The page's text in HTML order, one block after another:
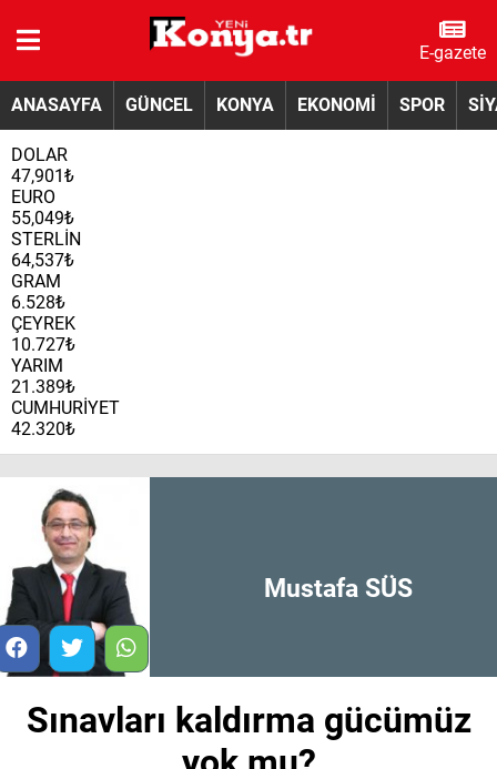
E-gazete
ANASAYFA GÜNCEL KONYA EKONOMİ SPOR
DOLAR
47,901₺
EURO
55,049₺
STERLİN
64,537₺
GRAM
6.528₺
ÇEYREK
10.727₺
YARIM
21.389₺
CUMHURİYET
42.320₺
Mustafa SÜS
Sınavları kaldırma gücümüz